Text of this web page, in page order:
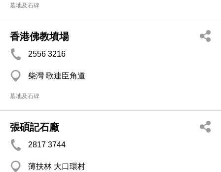
墓地及石碑
香港佛教墳場
2556 3216
柴灣 歌連臣角道
墓地及石碑
張碩記石廠
2817 3744
薄扶林 大口環村